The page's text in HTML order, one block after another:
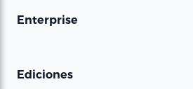
Enterprise
Ediciones